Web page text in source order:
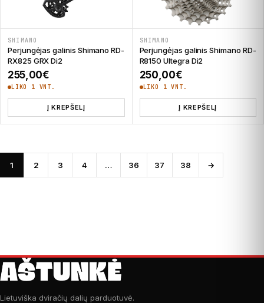
SHIMANO
Perjungėjas galinis Shimano RD-
RX825 GRX Di2
255,00€
LIKO 1 VNT.
Į KREPŠELĮ
SHIMANO
Perjungėjas galinis Shimano RD-
R8150 Ultegra Di2
250,00€
LIKO 1 VNT.
Į KREPŠELĮ
1 2 3 4 … 36 37 38 →
Lietuviška dviračių dalių parduotuvė.